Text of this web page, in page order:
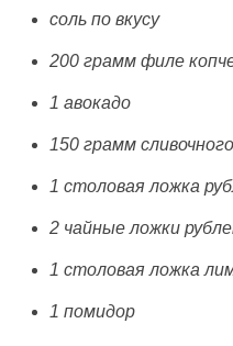
соль по вкусу
200 грамм филе
1 авокадо
150 грамм
1 столовая ложка
2 чайные ложки
1 столовая ложка
1 помидор